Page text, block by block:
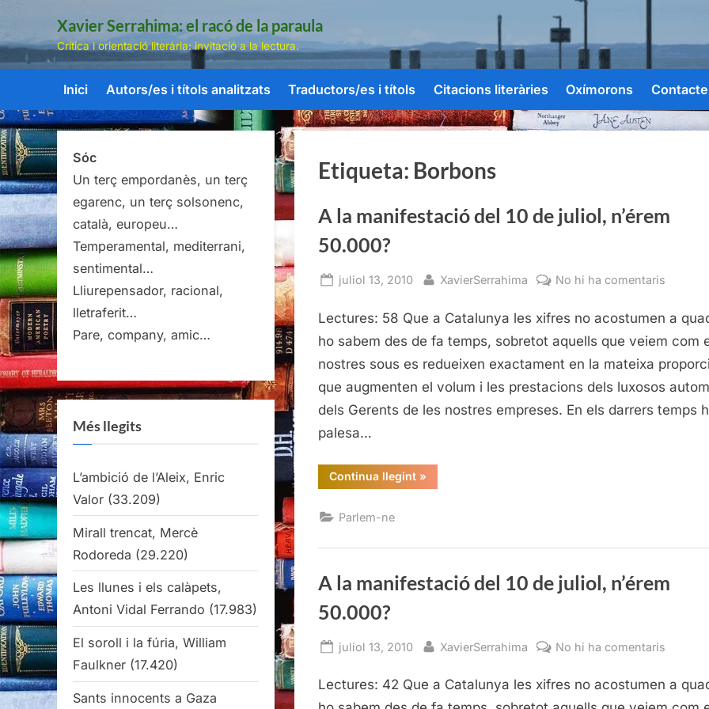
Skip
content
Xavier Serrahima: el racó de la paraula
Crítica i orientació literària: invitació a la lectura.
Inici Autors/es i títols analitzats Traductors/es i títols Citacions literàries Oxímorons Contacte
Etiqueta: Borbons
A la manifestació del 10 de juliol, n’érem
50.000?
Posted
juliol 13, 2010 By
XavierSerrahima No hi ha comentaris
la
del
juliol,
Lectures: 58 Que a Catalunya les xifres no acostumen a
ho sabem des de fa temps, sobretot aquells que veiem com
nostres sous es redueixen exactament en la mateixa
que augmenten el volum i les prestacions dels luxosos
dels Gerents de les nostres empreses. En els darrers temps
palesa…
Continua llegint“A
la
n’érem
»
Parlem-ne
A la manifestació del 10 de juliol, n’érem
50.000?
Posted
juliol 13, 2010 By
XavierSerrahima No hi ha comentaris
la
Lectures: 42 Que a Catalunya les xifres no acostumen a
Sóc
Un terç empordanès, un terç
egarenc, un terç solsonenc,
català, europeu…
Temperamental, mediterrani,
sentimental…
Lliurepensador, racional,
lletraferit…
Pare, company, amic…
Més llegits
L’ambició de l’Aleix, Enric
Valor (33.209)
Mirall trencat, Mercè
Rodoreda (29.220)
Les llunes i els calàpets,
Antoni Vidal Ferrando (17.983)
El soroll i la fúria, William
Faulkner (17.420)
Sants innocents a Gaza